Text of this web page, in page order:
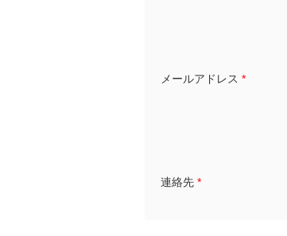
メールアドレス *
連絡先 *